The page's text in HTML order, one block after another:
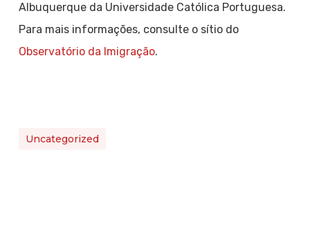
Albuquerque da Universidade Católica Portuguesa.
Para mais informações, consulte o sítio do
Observatório da Imigração.
Uncategorized